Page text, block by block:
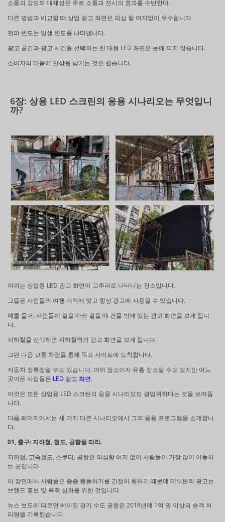
소통의 강도와 대체성은 주로 소통과 전시의 효과를 수반한다.
다른 방법과 비교할 때 상업 광고 화면은 의심 할 여지없이 우수합니다.
전파 빈도는 발생 빈도를 나타냅니다.
광고 공간과 광고 시간을 선택하는 한 대형 LED 화면은 눈에 띄지 않습니다.
소비자의 마음에 인상을 남기는 것은 쉽습니다.
6장: 상용 LED 스크린의 응용 시나리오는 무엇입니
까?
야외는 상업용 LED 광고 화면이 고주파로 나타나는 장소입니다.
그들은 사람들의 여행 궤적에 맞고 항상 광고에 사용될 수 있습니다.
예를 들어, 사람들이 길을 따라 걸을 때 건물 밖에 있는 광고 화면을 보게 됩니
다.
지하철을 선택하면 지하철역의 광고 화면을 보게 됩니다.
그런 다음 교통 차량을 통해 목표 사이트에 도착합니다.
자동차 정류장일 수도 있습니다. 야외 장소이자 유흥 장소일 수도 있지만 어느
곳이든 사람들은 LED 광고 화면.
이것은 또한 상업용 LED 스크린의 응용 시나리오도 광범위하다는 것을 보여줍
니다.
다음 페이지에서는 세 가지 다른 시나리오에서 그의 응용 프로그램을 소개합니
다.
01, 출구: 지하철, 철도, 공항을 따라.
지하철, 고속철도, 스쿠터, 공항은 의심할 여지 없이 사람들이 가장 많이 이동하
는 곳입니다.
이 장면에서 사람들은 종종 행동하기를 간절히 원하기 때문에 대부분의 광고는
브랜드 홍보 및 목적 심화를 위한 것입니다.
뉴스 보도에 따르면 베이징 경기 수도 공항은 2018년에 1억 명 이상의 승객 처
리량을 기록했습니다.